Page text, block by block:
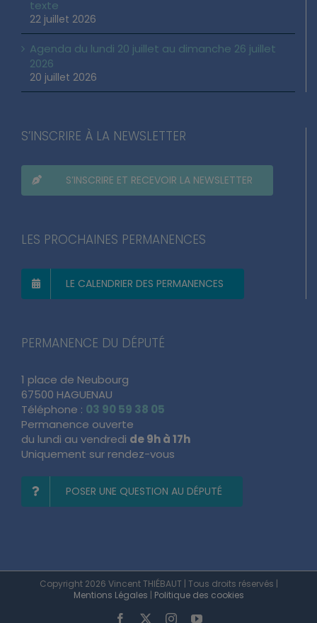
texte
22 juillet 2026
Agenda du lundi 20 juillet au dimanche 26 juillet
2026
20 juillet 2026
S’INSCRIRE À LA NEWSLETTER
S’INSCRIRE ET RECEVOIR LA NEWSLETTER
LES PROCHAINES PERMANENCES
LE CALENDRIER DES PERMANENCES
PERMANENCE DU DÉPUTÉ
1 place de Neubourg
67500 HAGUENAU
Téléphone : 03 90 59 38 05
Permanence ouverte
du lundi au vendredi de 9h à 17h
Uniquement sur rendez-vous
POSER UNE QUESTION AU DÉPUTÉ
Copyright 2026 Vincent THIÉBAUT | Tous droits réservés |
Mentions Légales | Politique des cookies
Facebook InstagramYouTube